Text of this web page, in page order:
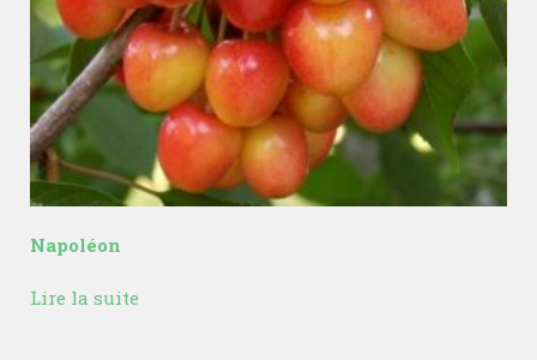
Napoléon
Lire la suite